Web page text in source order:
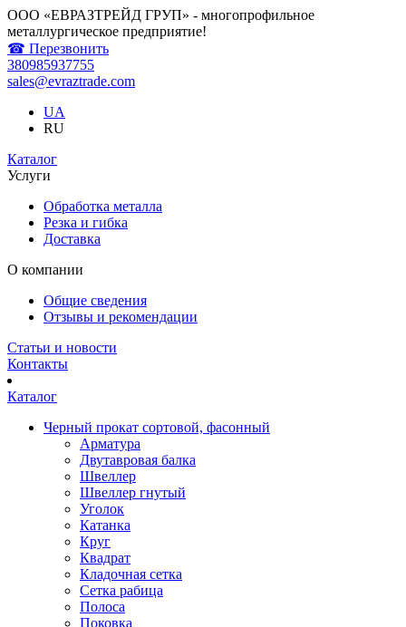
ООО «ЕВРАЗТРЕЙД ГРУП» - многопрофильное
металлургическое предприятие!
☎ Перезвонить
380985937755
sales@evraztrade.com
UA
RU
Каталог
Услуги
Обработка металла
Резка и гибка
Доставка
О компании
Общие сведения
Отзывы и рекомендации
Статьи и новости
Контакты
Каталог
Черный прокат сортовой, фасонный
Арматура
Двутавровая балка
Швеллер
Швеллер гнутый
Уголок
Катанка
Круг
Квадрат
Кладочная сетка
Сетка рабица
Полоса
Поковка